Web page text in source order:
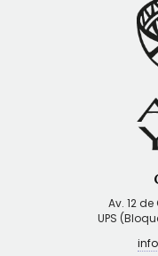
Av. 12
UPS